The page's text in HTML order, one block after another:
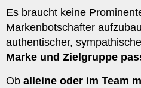
Es braucht keine
Markenbotschafter
authentischer,
Marke und Zielgruppe
Ob alleine oder im Team